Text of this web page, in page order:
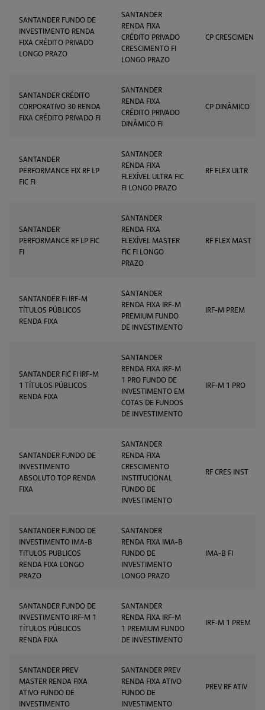
SANTANDER FUNDO DE
INVESTIMENTO RENDA
FIXA CRÉDITO PRIVADO
LONGO PRAZO
SANTANDER
RENDA FIXA
CRÉDITO PRIVADO
CRESCIMENTO FI
LONGO PRAZO
CP CRESCIMEN
SANTANDER CRÉDITO
CORPORATIVO 30 RENDA
FIXA CRÉDITO PRIVADO FI
SANTANDER
RENDA FIXA
CRÉDITO PRIVADO
DINÂMICO FI
CP DINÂMICO
SANTANDER
PERFORMANCE FIX RF LP
FIC FI
SANTANDER
RENDA FIXA
FLEXÍVEL ULTRA FIC
FI LONGO PRAZO
RF FLEX ULTR
SANTANDER
PERFORMANCE RF LP FIC
FI
SANTANDER
RENDA FIXA
FLEXÍVEL MASTER
FIC FI LONGO
PRAZO
RF FLEX MAST
SANTANDER FI IRF-M
TÍTULOS PÚBLICOS
RENDA FIXA
SANTANDER
RENDA FIXA IRF-M
PREMIUM FUNDO
DE INVESTIMENTO
IRF-M PREM
SANTANDER FIC FI IRF-M
1 TÍTULOS PÚBLICOS
RENDA FIXA
SANTANDER
RENDA FIXA IRF-M
1 PRO FUNDO DE
INVESTIMENTO EM
COTAS DE FUNDOS
DE INVESTIMENTO
IRF-M 1 PRO
SANTANDER FUNDO DE
INVESTIMENTO
ABSOLUTO TOP RENDA
FIXA
SANTANDER
RENDA FIXA
CRESCIMENTO
INSTITUCIONAL
FUNDO DE
INVESTIMENTO
RF CRES INST
SANTANDER FUNDO DE
INVESTIMENTO IMA-B
TITULOS PUBLICOS
RENDA FIXA LONGO
PRAZO
SANTANDER
RENDA FIXA IMA-B
FUNDO DE
INVESTIMENTO
LONGO PRAZO
IMA-B FI
SANTANDER FUNDO DE
INVESTIMENTO IRF-M 1
TÍTULOS PÚBLICOS
RENDA FIXA
SANTANDER
RENDA FIXA IRF-M
1 PREMIUM FUNDO
DE INVESTIMENTO
IRF-M 1 PREM
SANTANDER PREV
MASTER RENDA FIXA
ATIVO FUNDO DE
INVESTIMENTO
SANTANDER PREV
RENDA FIXA ATIVO
FUNDO DE
INVESTIMENTO
PREV RF ATIV